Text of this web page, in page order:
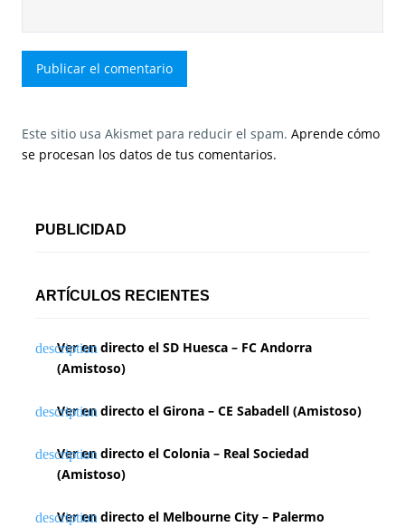
Este sitio usa Akismet para reducir el spam. Aprende cómo
se procesan los datos de tus comentarios.
PUBLICIDAD
ARTÍCULOS RECIENTES
Ver en directo el SD Huesca – FC Andorra
(Amistoso)
Ver en directo el Girona – CE Sabadell (Amistoso)
Ver en directo el Colonia – Real Sociedad
(Amistoso)
Ver en directo el Melbourne City – Palermo